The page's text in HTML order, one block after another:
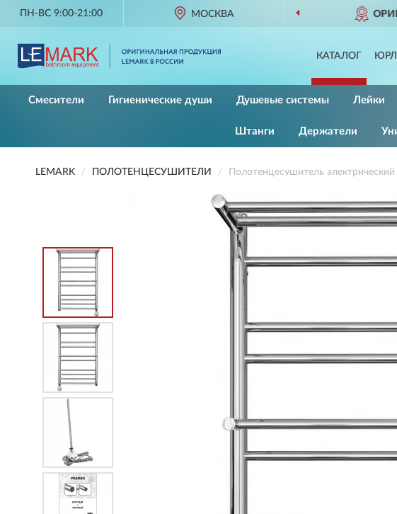
ПН-ВС 9:00-21:00 МОСКВА
ОРИГИНАЛЬНАЯ ПРОДУКЦИЯ LEMARK
КАТАЛОГ
Смесители Гигиенические души Душевые системы Лейки
Штанги Держатели
LEMARK ПОЛОТЕНЦЕСУШИТЕЛИ Полотенцесушитель